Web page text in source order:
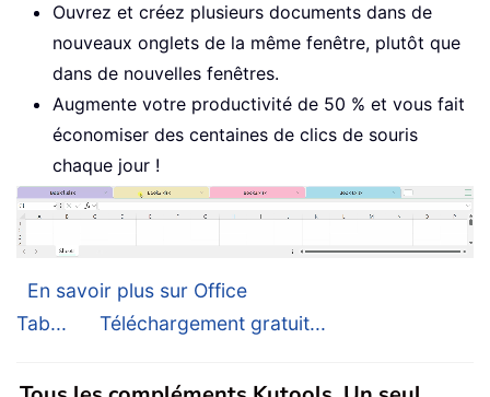
Ouvrez et créez plusieurs documents dans de
nouveaux onglets de la même fenêtre, plutôt que
dans de nouvelles fenêtres.
Augmente votre productivité de 50 % et vous fait
économiser des centaines de clics de souris
chaque jour !
En savoir plus sur Office
Tab...
Téléchargement gratuit...